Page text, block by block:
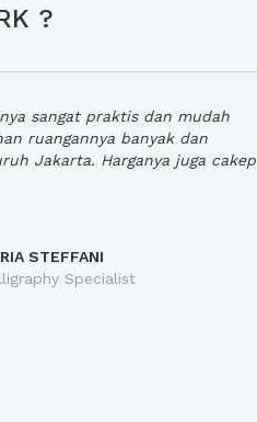
?
sangat praktis dan mudah
ruangannya banyak dan
Jakarta. Harganya juga cakep
STEFFANI
Specialist